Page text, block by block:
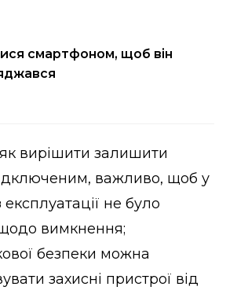
смартфоном, щоб він
вирішити залишити
важливо, щоб у
експлуатації не було
вимкнення;
безпеки можна
захисні пристрої від